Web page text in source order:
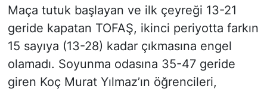
Maça tutuk başlayan ve ilk çeyreği 13-21
geride kapatan TOFAŞ, ikinci periyotta farkın
15 sayıya (13-28) kadar çıkmasına engel
olamadı. Soyunma odasına 35-47 geride
giren Koç Murat Yılmaz’ın öğrencileri,